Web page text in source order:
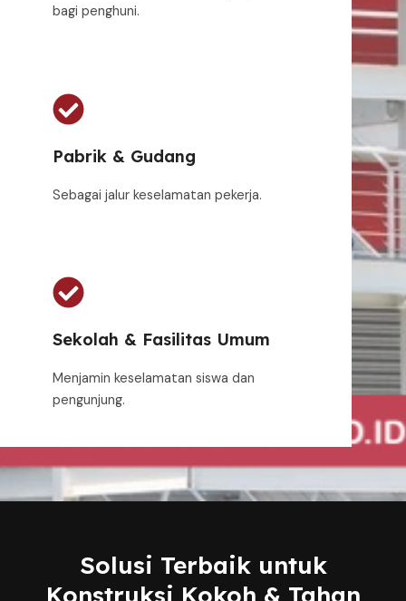
bagi penghuni.
Pabrik & Gudang
Sebagai jalur keselamatan pekerja.
Sekolah & Fasilitas Umum
Menjamin keselamatan siswa dan
pengunjung.
Solusi Terbaik untuk